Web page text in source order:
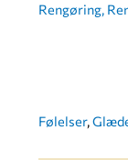
Rengøring,
Følelser,